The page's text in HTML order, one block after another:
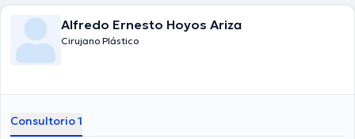
Alfredo Ernesto Hoyos Ariza
Cirujano Plástico
Consultorio 1